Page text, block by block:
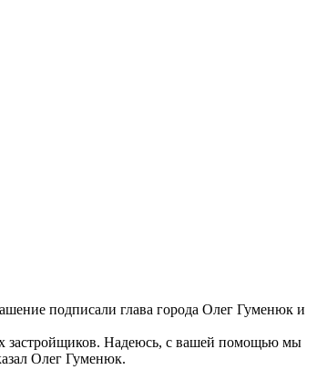
подписали глава города Олег Гуменюк и
застройщиков. Надеюсь, с вашей помощью мы
Олег Гуменюк.